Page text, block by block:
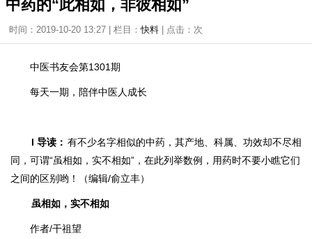
中药的“此相如，非彼相如”
时间：2019-10-20 13:27 | 栏目：快料 | 点击： 次
中医书友会第1301期
每天一期，陪伴中医人成长
I 导读 ： 有不少名字相似的中药，其产地、科属、功效却不尽相
同，可谓“虽相如，实不相如”，在此列举数例，用药时不要小瞧它们
之间的区别哟！
（编辑/俞立丰）
虽相如，实不相如
作者/干祖望